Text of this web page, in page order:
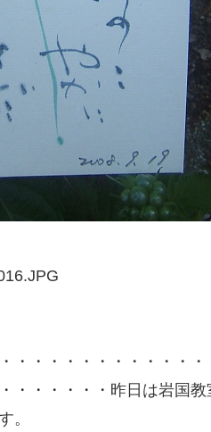
・・・・・・・・・・・
・・・・・・昨日は岩国教
。